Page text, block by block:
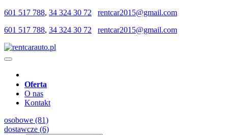
601 517 788, 34 324 30 72
rentcar2015@gmail.com
601 517 788, 34 324 30 72 rentcar2015@gmail.com
Oferta
O nas
Kontakt
osobowe (81)
dostawcze (6)